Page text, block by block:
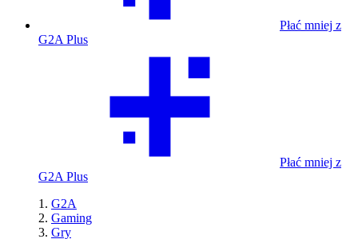
Płać mniej z
G2A Plus
Płać mniej z
G2A Plus
G2A
Gaming
Gry